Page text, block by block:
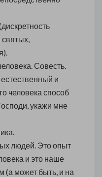
Совесть.
и
человека способ
укажи мне
людей. Это опыт
и это наше
(а может быть, и на